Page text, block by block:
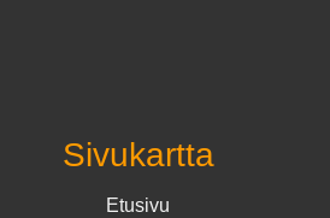
Sivukartta
Etusivu